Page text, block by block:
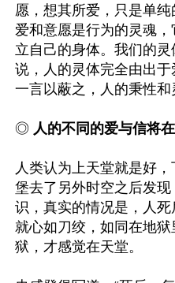
愿，想其所爱，只是单纯
爱和意愿是行为的灵魂
立自己的身体。我们的
说，人的灵体完全由出于
一言以蔽之，人的秉性和
◎ 人的不同的爱与信将
人类认为上天堂就是好
堡去了另外时空之后发
识，真实的情况是，人
就心如刀绞，如同在地
狱，才感觉在天堂。